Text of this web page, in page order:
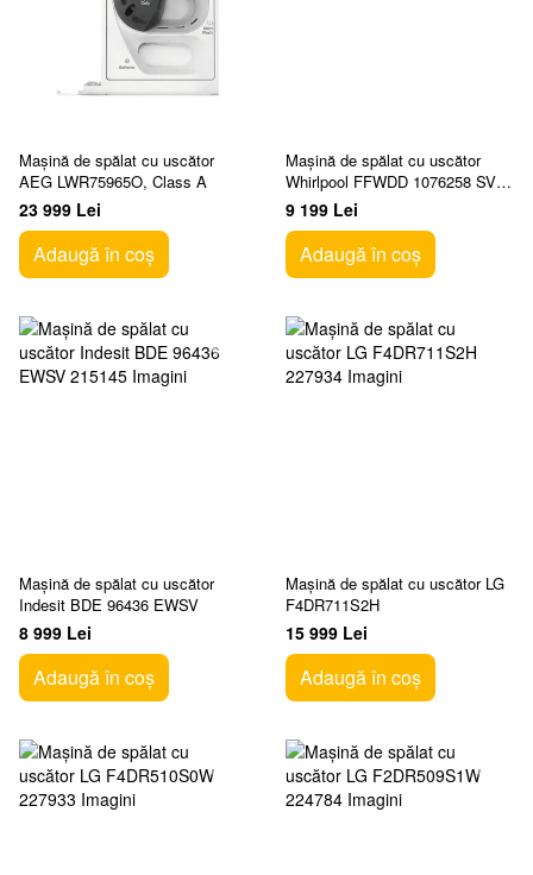
Mașină de spălat cu uscător
AEG LWR75965O, Class A
23 999 Lei
Adaugă în coș
Mașină de spălat cu uscător
Whirlpool FFWDD 1076258 SV
EE
9 199 Lei
Adaugă în coș
Mașină de spălat cu uscător
Indesit BDE 96436 EWSV
8 999 Lei
Adaugă în coș
Mașină de spălat cu uscător LG
F4DR711S2H
15 999 Lei
Adaugă în coș